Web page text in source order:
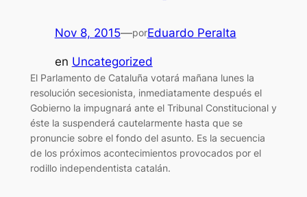
Nov 8, 2015—porEduardo Peralta
en Uncategorized
El Parlamento de Cataluña votará mañana lunes la
resolución secesionista, inmediatamente después el
Gobierno la impugnará ante el Tribunal Constitucional y
éste la suspenderá cautelarmente hasta que se
pronuncie sobre el fondo del asunto. Es la secuencia
de los próximos acontecimientos provocados por el
rodillo independentista catalán.